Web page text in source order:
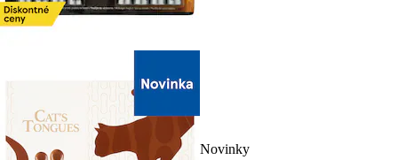
Novinky